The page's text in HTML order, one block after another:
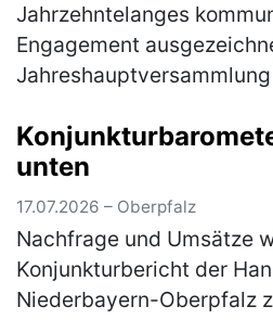
Jahrzehntelanges
Engagement
Jahreshauptversammlung
Goldenen Ehrennadel der
Bayern aus…
unten
17.07.2026 – Oberpfalz
Nachfrage und Umsätze
Konjunkturbericht der
Niederbayern-Oberpfalz